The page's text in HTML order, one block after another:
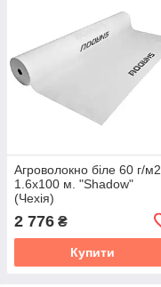
Агроволокно біле 60 г/м2
1.6х100 м. "Shadow"
(Чехія)
2 776 ₴
Купити